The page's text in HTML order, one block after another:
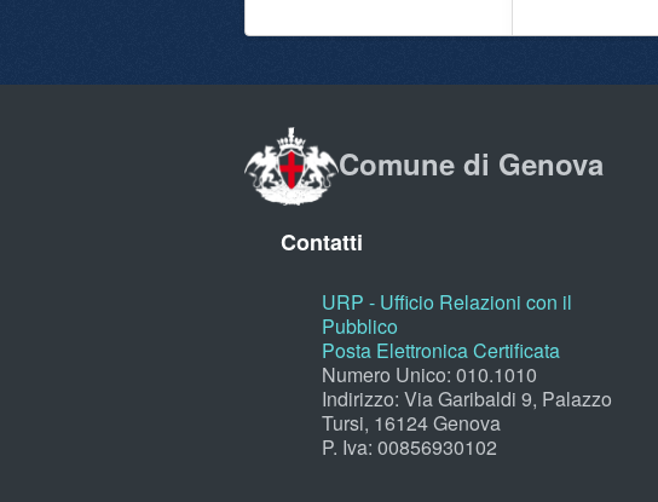
Comune di Genova
Contatti
URP - Ufficio Relazioni con il
Pubblico
Posta Elettronica Certificata
Numero Unico: 010.1010
Indirizzo: Via Garibaldi 9, Palazzo
Tursi, 16124 Genova
P. Iva: 00856930102